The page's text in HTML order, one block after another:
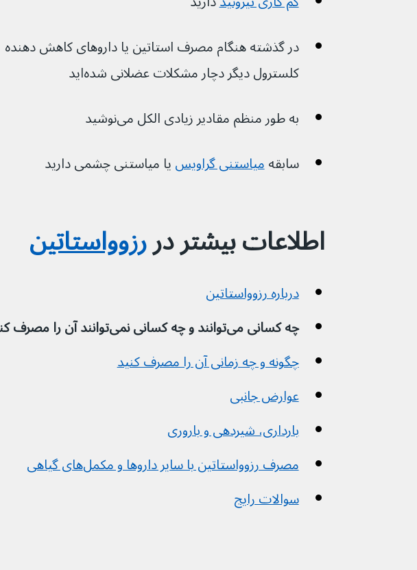
در گذشته هنگام مصرف استاتین یا داروهای کاهش دهنده
کلسترول دیگر دچار مشکلات عضلانی شده‌اید
به طور منظم مقادیر زیادی الکل می‌نوشید
سابقه میاستنی گراویس یا میاستنی چشمی دارید
اطلاعات بیشتر در رزوواستاتین
درباره رزوواستاتین
چه کسانی می‌توانند و چه کسانی نمی‌توانند آن را مصرف کنند
چگونه و چه زمانی آن را مصرف کنید
عوارض جانبی
بارداری، شیردهی و باروری
مصرف رزوواستاتین با سایر داروها و مکمل‌های گیاهی
سوالات رایج